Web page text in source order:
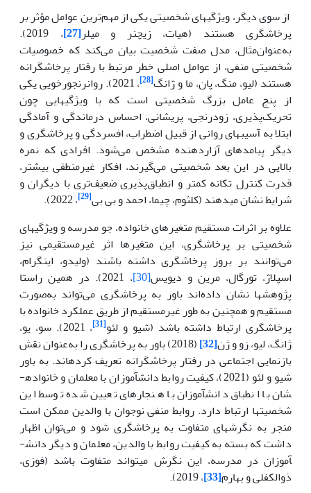
از سوی دیگر، ویژگی­های شخصیتی یکی از مهم‌ترین عوامل مؤثر بر
پرخاشگری هستند (هیات، زیچنر و میلر[27]
، 2019).
به‌عنوان‌مثال، مدل صفت شخصیت بیان می‌کند که خصوصیات
شخصیتی منفی، از عوامل اصلی خطر مرتبط با رفتار پرخاشگرانه
هستند (لیو، منگ، پان، ما و ژانگ[28]
، 2021). روان­رنجورخویی یکی
از پنج عامل بزرگ شخصیتی است که با ویژگی­هایی چون
تحریک‌پذیری، زودرنجی، پریشانی، احساس درماندگی و آمادگی
ابتلا به آسیب­های روانی از قبیل اضطراب، افسردگی و پرخاشگری و
دیگر پیامدهای آزاردهنده مشخص می‌شود. افرادی که نمره
بالایی در این بعد شخصیتی می‌گیرند، افکار غیرمنطقی بیشتر،
قدرت کنترل تکانه کمتر و انطباق‌پذیری ضعیف‌تری با دیگران و
شرایط نشان می­دهند (کلثوم، چیما، احمد و بی بی[29]
، 2022).
علاوه بر اثرات مستقیم متغیرهای خانواده، جو مدرسه و ویژگی­های
شخصیتی بر پرخاشگری، این متغیرها اثر غیرمستقیمی نیز
می‌توانند بر بروز پرخاشگری داشته باشند (ولیدو، اینگرام،
اسپلاژ، تورگال، مرین و دیویس[30]
، 2021). در همین راستا
پژوهش­ها نشان داده‌اند باور به پرخاشگری می‌تواند به‌صورت
مستقیم و همچنین به طور غیرمستقیم از طریق عملکرد خانواده با
پرخاشگری ارتباط داشته باشد (شیو و لئو[31]
، 2021). سو، یو،
ژانگ، لیو، زو و ژن[32]
(2018) باور به پرخاشگری را به‌عنوان نقش
بازنمایی اجتماعی در رفتار پرخاشگرانه تعریف کرده­اند. به باور
شیو و لئو (2021)، کیفیت روابط دانش­آموزان با معلمان و خانواده­
شان با انطباق دانش­آموزان با هنجارهای تعیین شده توسط این
شخصیت­ها ارتباط دارد. روابط منفینوجوان با والدین ممکن است
منجر به نگرش­های متفاوت به پرخاشگری شود و می‌توان اظهار
داشت که بسته به کیفیت روابط با والدین، معلمان و دیگر دانش­
آموزان در مدرسه، این نگرش می­تواند متفاوت باشد (فوزی،
ذوالکفلی و بهارم[33]
، 2019).